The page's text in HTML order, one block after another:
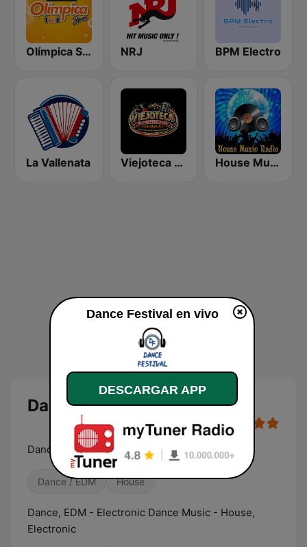
Olímpica Stereo Barranquilla 92.1 FM NRJ BPM Electro
La Vallenata Viejoteca Rumba y Recuerdo. House Music Radio
Dance Festival en vivo
Dance music
Dance / EDM House
Dance, EDM - Electronic Dance Music - House,
Electronic
Dance Festival en vivo
DESCARGAR APP